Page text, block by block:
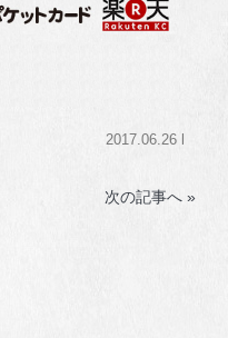
2017.06.26 l
次の記事へ »